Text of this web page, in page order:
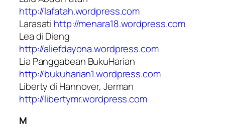
http://lafatah.wordpress.com
Larasati http://menara18.wordpress.com
Lea di Dieng
http://aliefdayona.wordpress.com
Lia Panggabean BukuHarian
http://bukuharian1.wordpress.com
Liberty di Hannover, Jerman
http://libertymr.wordpress.com
M